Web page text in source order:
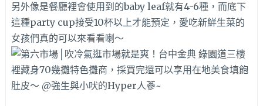
另外像是餐廳裡會使用到的baby leaf就有4-6種，而底下
這種party cup接受10杯以上才能預定，愛吃新鮮生菜的
女孩們真的可以來看看喇～